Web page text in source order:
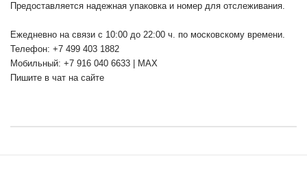
Предоставляется надежная упаковка и номер для отслеживания.
Ежедневно на связи с 10:00 до 22:00 ч. по московскому времени.
Телефон: +7 499 403 1882
Мобильный: +7 916 040 6633 | MAX
Пишите в чат на сайте